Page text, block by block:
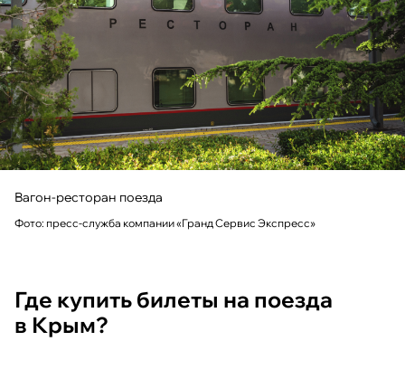
Вагон-ресторан поезда
Фото: пресс-служба компании «Гранд Сервис Экспресс»
Где купить билеты на поезда
в Крым?